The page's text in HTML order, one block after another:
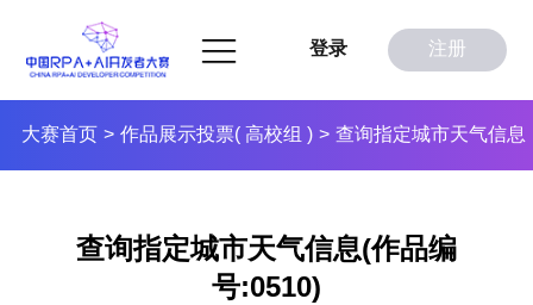
登录 注册
大赛首页 > 作品展示投票( 高校组 ) > 查询指定城市天气信息
查询指定城市天气信息(作品编
号:0510)